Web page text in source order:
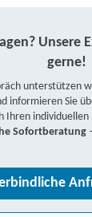
Unsere
gerne!
unterstützen
informieren Sie
Ihren
Sofortberatung